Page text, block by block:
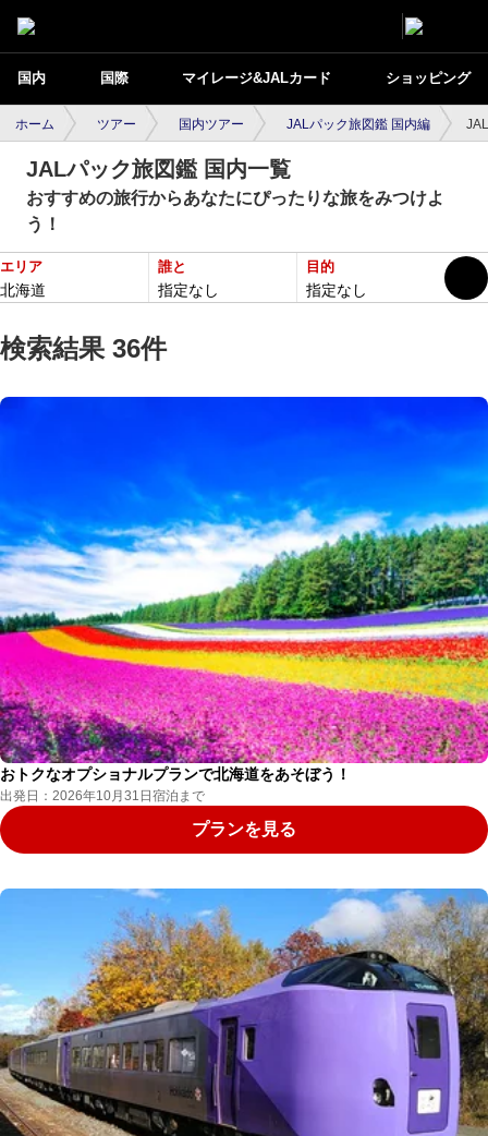
国内 国際 マイレージ&JALカード ショッピング
ホーム ツアー 国内ツアー JALパック旅図鑑 国内編
JALパック旅図鑑 国内一覧
おすすめの旅行からあなたにぴったりな旅をみつけよ
う！
エリア
北海道
誰と
指定なし
目的
指定なし
検索結果 36件
おトクなオプショナルプランで北海道をあそぼう！
出発日：2026年10月31日宿泊まで
プランを見る